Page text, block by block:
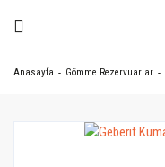
Anasayfa Gömme Rezervuarlar